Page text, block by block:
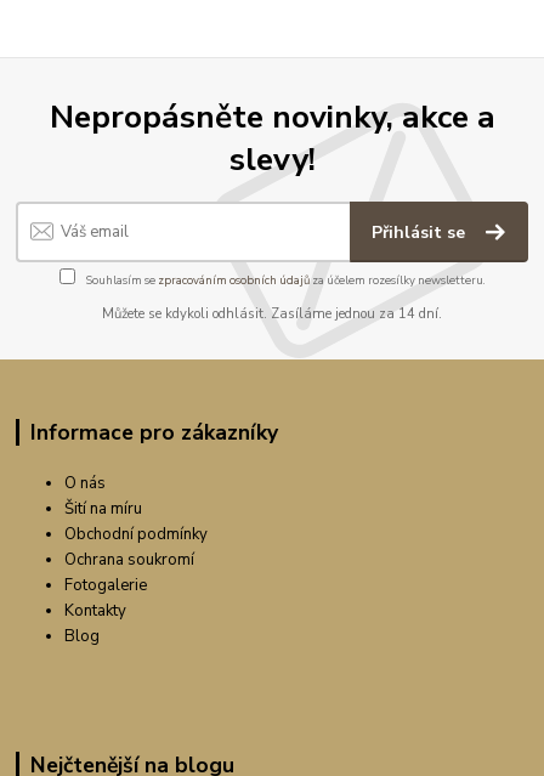
Nepropásněte novinky, akce a
slevy!
Přihlásit se
Souhlasím se zpracováním osobních údajůza účelem rozesílky newsletteru.
Můžete se kdykoli odhlásit. Zasíláme jednou za 14 dní.
Informace pro zákazníky
O nás
Šití na míru
Obchodní podmínky
Ochrana soukromí
Fotogalerie
Kontakty
Blog
Nejčtenější na blogu